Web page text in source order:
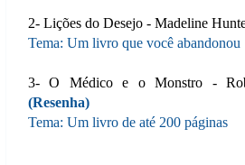
2- Lições do Desejo - Madeline
Tema: Um livro que você abandonou
3- O Médico e o Monstro -
(Resenha)
Tema: Um livro de até 200 páginas